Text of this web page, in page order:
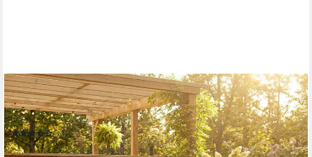
OUTSUNNY
Sitzgruppe Gartenmöbel Lounge mit Bindebändern
Stahlrahmen Balkonmöbel Khaki
(3)
259,99 € UVP563,90 €